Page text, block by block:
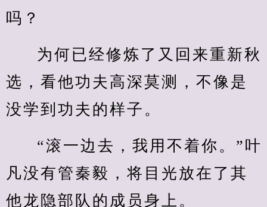
吗？
为何已经修炼了又回来重新秋
选，看他功夫高深莫测，不像是
没学到功夫的样子。
“滚一边去，我用不着你。”叶
凡没有管秦毅，将目光放在了其
他龙隐部队的成员身上。